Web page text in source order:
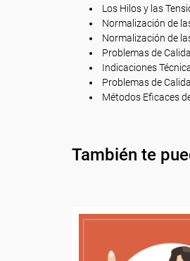
Los Hilos y las
Normalización de
Normalización de
Problemas de
Indicaciones
Problemas de
Métodos Eficaces
También te
Descuentos